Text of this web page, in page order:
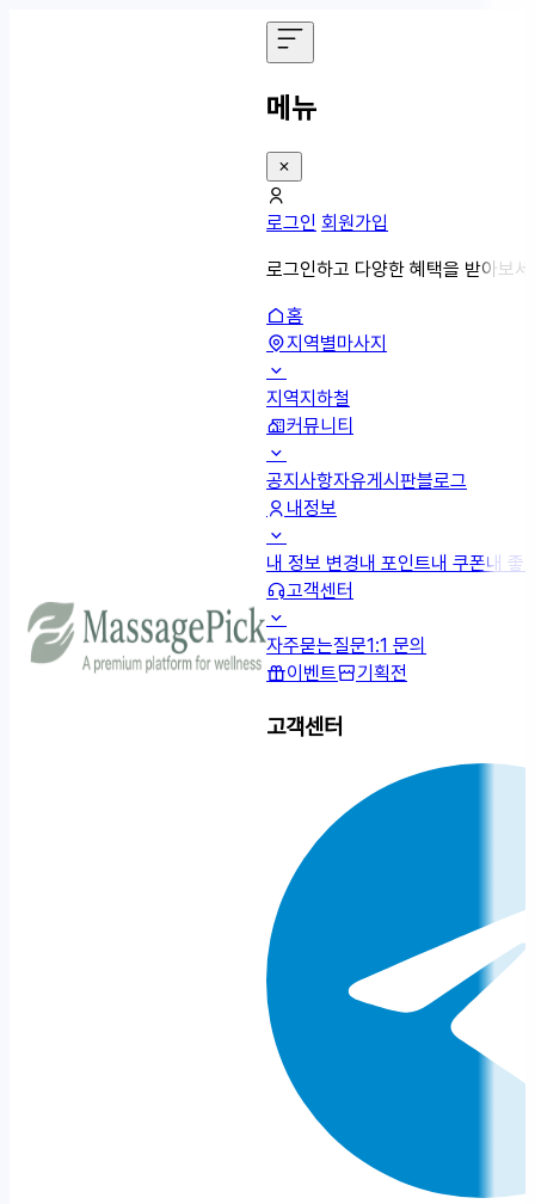
메뉴
로그인 회원가입
로그인하고 다양한 혜택을 받아보
홈
지역별마사지
지역지하철
커뮤니티
공지사항자유게시판블로그
내정보
내 정보 변경내 포인트내 쿠폰내 좋
고객센터
자주묻는질문1:1 문의
이벤트
기획전
고객센터